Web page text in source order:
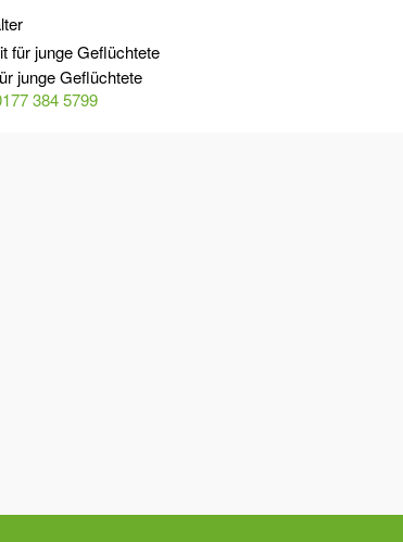
junge Geflüchtete
384 5799